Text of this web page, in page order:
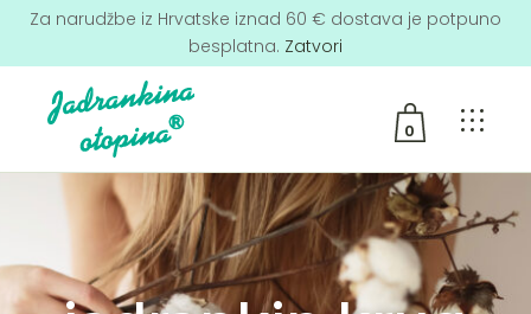
Za narudžbe iz Hrvatske iznad 60 € dostava je potpuno
besplatna. Zatvori
0
No products in the cart.